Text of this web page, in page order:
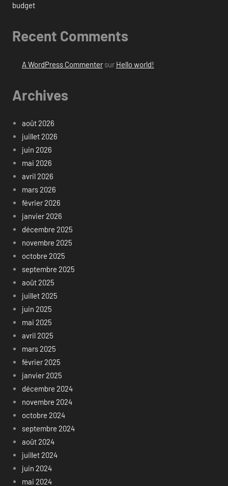
budget
Recent Comments
A WordPress Commentersur Hello world!
Archives
août 2026
juillet 2026
juin 2026
mai 2026
avril 2026
mars 2026
février 2026
janvier 2026
décembre 2025
novembre 2025
octobre 2025
septembre 2025
août 2025
juillet 2025
juin 2025
mai 2025
avril 2025
mars 2025
février 2025
janvier 2025
décembre 2024
novembre 2024
octobre 2024
septembre 2024
août 2024
juillet 2024
juin 2024
mai 2024